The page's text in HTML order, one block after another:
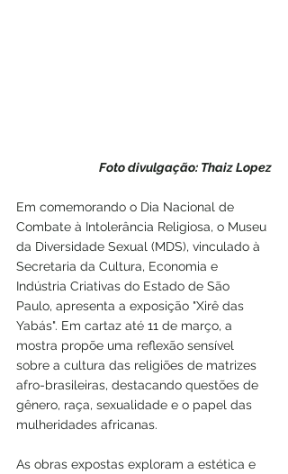
Foto divulgação: Thaiz Lopez
Em comemorando o Dia Nacional de
Combate à Intolerância Religiosa, o Museu
da Diversidade Sexual (MDS), vinculado à
Secretaria da Cultura, Economia e
Indústria Criativas do Estado de São
Paulo, apresenta a exposição "Xirê das
Yabás". Em cartaz até 11 de março, a
mostra propõe uma reflexão sensível
sobre a cultura das religiões de matrizes
afro-brasileiras, destacando questões de
gênero, raça, sexualidade e o papel das
mulheridades africanas.
As obras expostas exploram a estética e